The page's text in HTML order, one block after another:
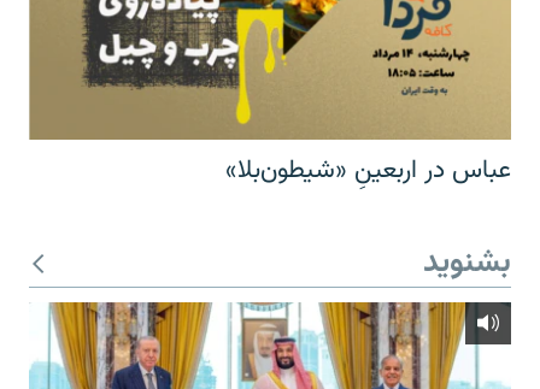
عباس در اربعینِ «شیطون‌بلا»
بشنوید